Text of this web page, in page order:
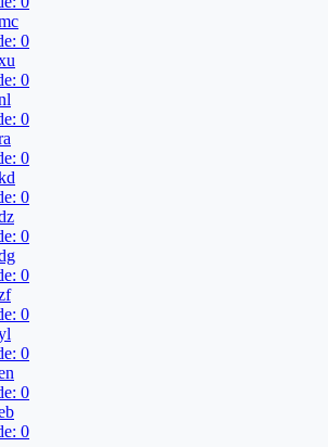
0
0
0
0
0
0
0
0
0
0
0